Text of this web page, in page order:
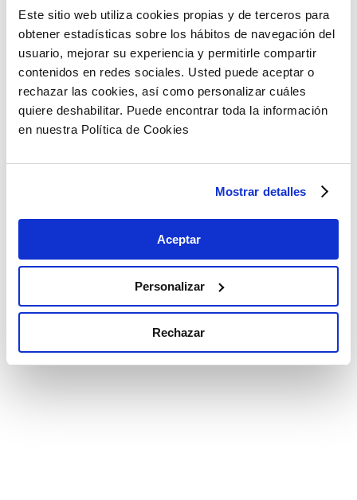
Este sitio web utiliza cookies propias y de terceros para
obtener estadísticas sobre los hábitos de navegación del
usuario, mejorar su experiencia y permitirle compartir
contenidos en redes sociales. Usted puede aceptar o
rechazar las cookies, así como personalizar cuáles
quiere deshabilitar. Puede encontrar toda la información
en nuestra Política de Cookies
Mostrar detalles
Aceptar
Personalizar
Rechazar
La Ley de Eficiencia Energética en Inmobiliaria
tendrá grandes consecuencias en el sector en
toda Europa, aunque especialmente en
España.
En los últimos años se está comprobando que
minerales críticos y avance de la energía limpia
van de la mano, con todo lo que ello conlleva.
Lo comentamos en detalle en este post del blog